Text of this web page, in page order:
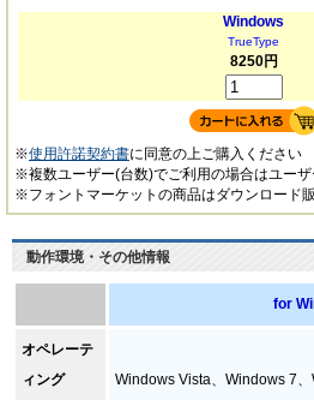
Windows
TrueType
8250円
※使用許諾契約書に同意の上ご購入ください
※複数ユーザー(台数)でご利用の場合はユーザ
※フォントマーケットの商品はダウンロード販
動作環境・その他情報
for
オペレーテ
ィング
Windows Vista、Windows 7